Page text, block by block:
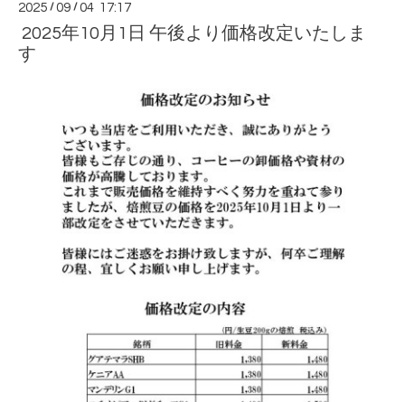
2025 /09 /04 17:17
2025年10月1日 午後より価格改定いたしま
す